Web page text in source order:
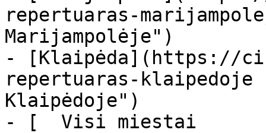
repertuaras-
Marijampolėje")
- [Klaipėda](https://
repertuaras-
Klaipėdoje")
- [  Visi miestai